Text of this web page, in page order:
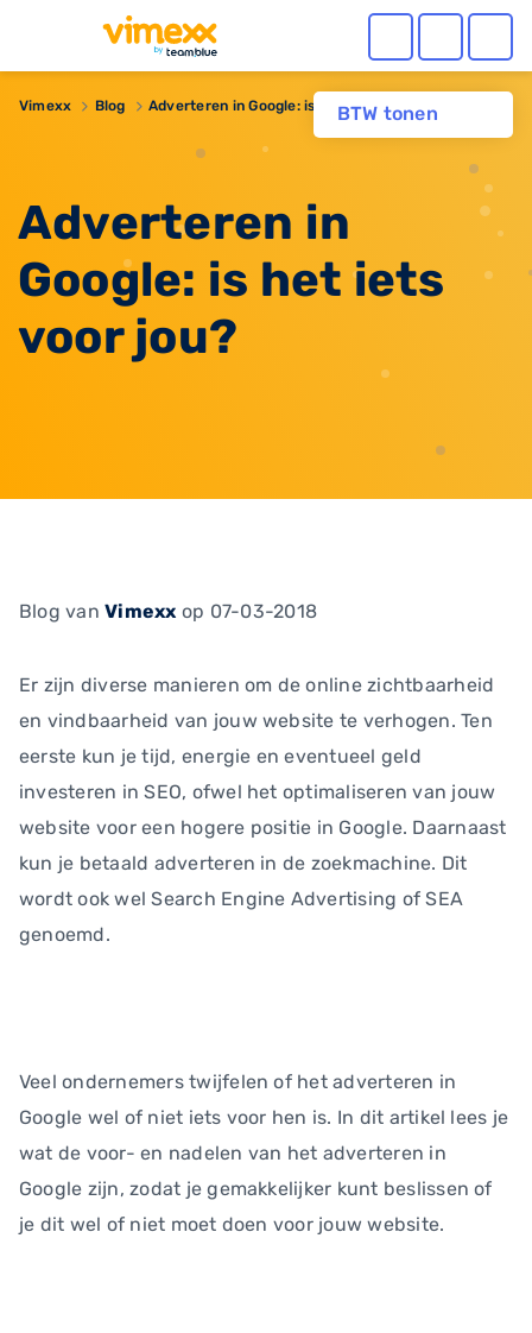
BTW tonen
Vimexx Blog Adverteren in Google: is het iets voor jou?
Adverteren in
Google: is het iets
voor jou?
Blog vanVimexx op 07-03-2018
Er zijn diverse manieren om de online zichtbaarheid
en vindbaarheid van jouw website te verhogen. Ten
eerste kun je tijd, energie en eventueel geld
investeren in SEO, ofwel het optimaliseren van jouw
website voor een hogere positie in Google. Daarnaast
kun je betaald adverteren in de zoekmachine. Dit
wordt ook wel Search Engine Advertising of SEA
genoemd.
Veel ondernemers twijfelen of het adverteren in
Google wel of niet iets voor hen is. In dit artikel lees je
wat de voor- en nadelen van het adverteren in
Google zijn, zodat je gemakkelijker kunt beslissen of
je dit wel of niet moet doen voor jouw website.